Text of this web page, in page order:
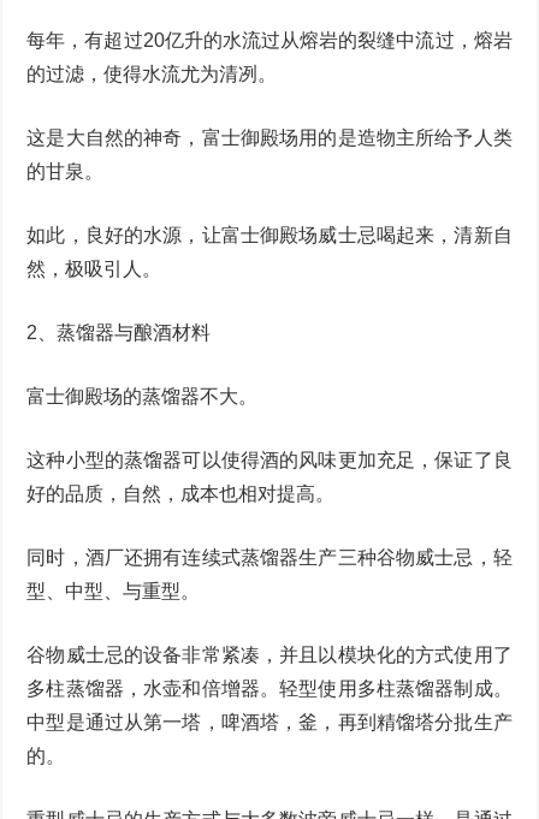
每年，有超过20亿升的水流过从熔岩的裂缝中流过，熔岩
的过滤，使得水流尤为清冽。
这是大自然的神奇，富士御殿场用的是造物主所给予人类
的甘泉。
如此，良好的水源，让富士御殿场威士忌喝起来，清新自
然，极吸引人。
2、蒸馏器与酿酒材料
富士御殿场的蒸馏器不大。
这种小型的蒸馏器可以使得酒的风味更加充足，保证了良
好的品质，自然，成本也相对提高。
同时，酒厂还拥有连续式蒸馏器生产三种谷物威士忌，轻
型、中型、与重型。
谷物威士忌的设备非常紧凑，并且以模块化的方式使用了
多柱蒸馏器，水壶和倍增器。轻型使用多柱蒸馏器制成。
中型是通过从第一塔，啤酒塔，釜，再到精馏塔分批生产
的。